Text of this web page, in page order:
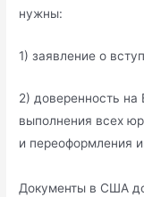
нужны:
1) заявление о
2) доверенность на
выполнения всех
и переоформления
Документы в США